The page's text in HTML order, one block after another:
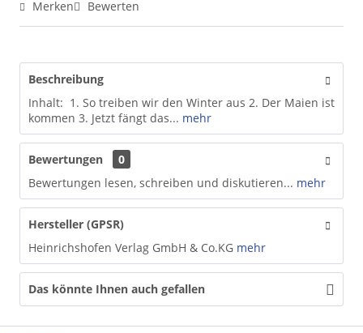
Merken Bewerten
Beschreibung
Inhalt: 1. So treiben wir den Winter aus 2. Der Maien ist
kommen 3. Jetzt fängt das... mehr
Bewertungen
0
Bewertungen lesen, schreiben und diskutieren... mehr
Hersteller (GPSR)
Heinrichshofen Verlag GmbH & Co.KG mehr
Das könnte Ihnen auch gefallen